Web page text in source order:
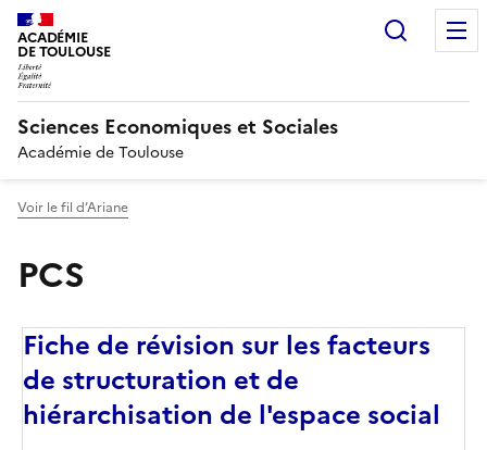
ACADÉMIE
DE TOULOUSE
Sciences Economiques et Sociales
Académie de Toulouse
Voir le fil d’Ariane
PCS
Fiche de révision sur les facteurs
de structuration et de
hiérarchisation de l'espace social